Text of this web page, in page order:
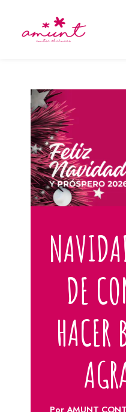
contenido
DE
HACER
PorAMUNT